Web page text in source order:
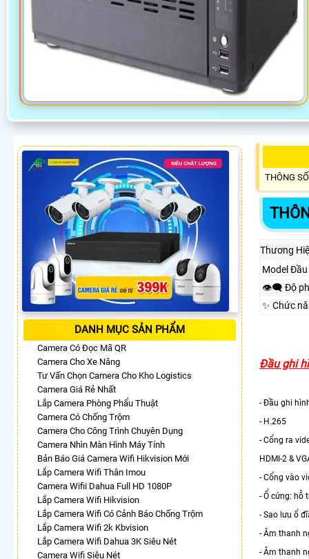
DANH MỤC SẢN PHẨM
Camera Có Đọc Mã QR
Camera Cho Xe Nâng
Tư Vấn Chọn Camera Cho Kho Logistics
Camera Giá Rẻ Nhất
Lắp Camera Phòng Phẩu Thuật
Camera Có Chống Trộm
Camera Cho Công Trình Chuyên Dụng
Camera Nhìn Màn Hình Máy Tính
Bản Báo Giá Camera Wifi Hikvision Mới
Lắp Camera Wifi Thân Imou
Camera Wifii Dahua Full HD 1080P
Lắp Camera Wifi Hikvision
Lắp Camera Wifi Có Cảnh Báo Chống Trộm
Lắp Camera Wifi 2k Kbvision
Lắp Camera Wifi Dahua 3K Siêu Nét
Camera Wifi Siêu Nét
THÔNG
Thương
Model
👁️‍🗨 Độ
✨ Chức
Đầu ghi
- Đầu ghi
- H.265
- Cổng ra
HDMI-2 &
- Cổng vào
- Ổ cứng: hỗ
- Sao lưu ổ
- Âm thanh
- Âm thanh